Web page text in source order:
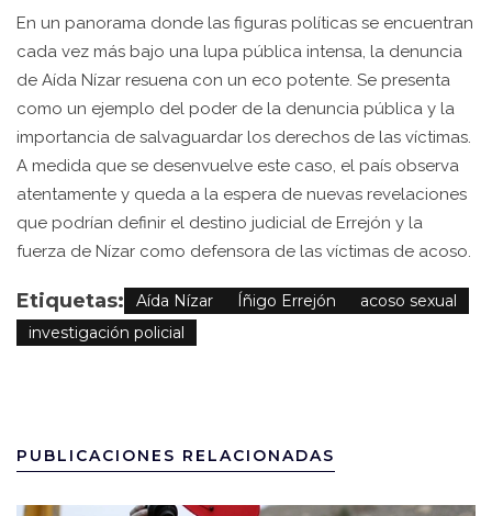
En un panorama donde las figuras políticas se encuentran
cada vez más bajo una lupa pública intensa, la denuncia
de Aída Nízar resuena con un eco potente. Se presenta
como un ejemplo del poder de la denuncia pública y la
importancia de salvaguardar los derechos de las víctimas.
A medida que se desenvuelve este caso, el país observa
atentamente y queda a la espera de nuevas revelaciones
que podrían definir el destino judicial de Errejón y la
fuerza de Nízar como defensora de las víctimas de acoso.
Etiquetas: Aída Nízar Íñigo Errejón
acoso sexual
investigación policial
PUBLICACIONES RELACIONADAS